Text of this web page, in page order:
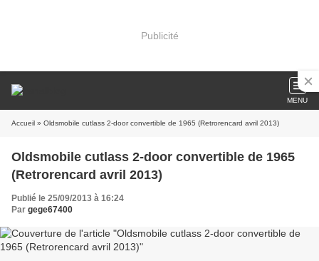
Publicité
MENU
Accueil » Oldsmobile cutlass 2-door convertible de 1965 (Retrorencard avril 2013)
Oldsmobile cutlass 2-door convertible de 1965
(Retrorencard avril 2013)
Publié le 25/09/2013 à 16:24
Par gege67400